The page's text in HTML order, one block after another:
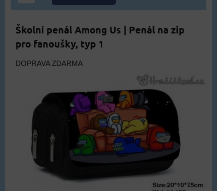
Školní penál Among Us | Penál na zip
pro fanoušky, typ 1
DOPRAVA ZDARMA